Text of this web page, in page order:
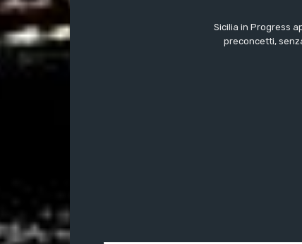
Sicilia in Progress
preconcetti,